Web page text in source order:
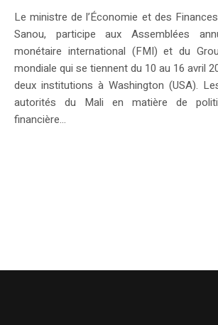
Le ministre de l’Économie et des
Sanou, participe aux Assemblées
monétaire international (FMI) et du
mondiale qui se tiennent du 10 au 16 avril
deux institutions à Washington (USA).
autorités du Mali en matière de
financière...